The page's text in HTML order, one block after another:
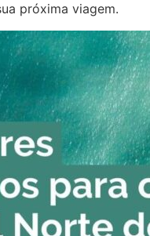
próxima viagem.